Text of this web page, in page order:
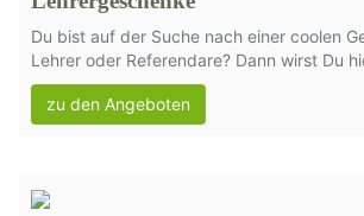
Du bist auf der Suche nach einer coolen
Lehrer oder Referendare? Dann wirst Du
zu den Angeboten